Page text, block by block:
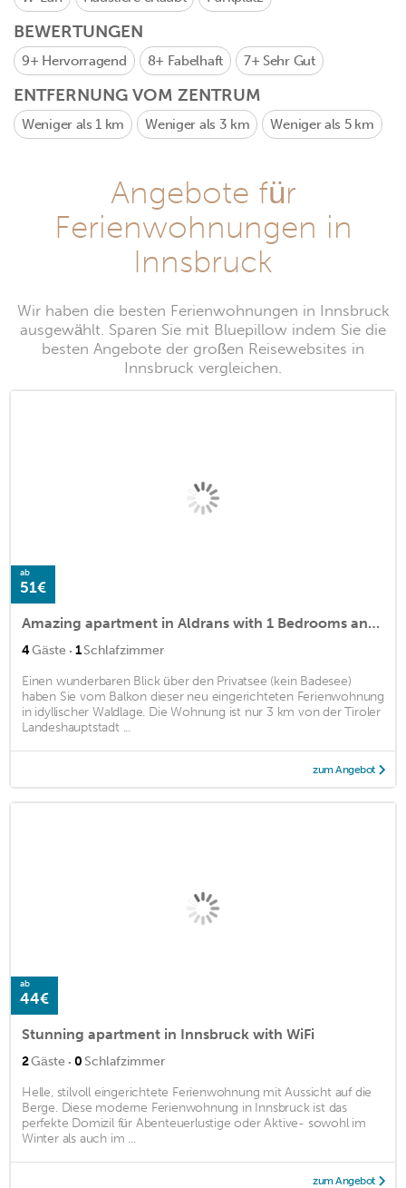
BEWERTUNGEN
9+ Hervorragend 8+ Fabelhaft 7+ Sehr Gut
ENTFERNUNG VOM ZENTRUM
Weniger als 1 km Weniger als 3 km Weniger als 5 km
Angebote für
Ferienwohnungen in
Innsbruck
Wir haben die besten Ferienwohnungen in Innsbruck
ausgewählt. Sparen Sie mit Bluepillow indem Sie die
besten Angebote der großen Reisewebsites in
Innsbruck vergleichen.
ab
51€
Amazing apartment in Aldrans with 1 Bedrooms and WiFi
4Gäste · 1Schlafzimmer
Einen wunderbaren Blick über den Privatsee (kein Badesee)
haben Sie vom Balkon dieser neu eingerichteten Ferienwohnung
in idyllischer Waldlage. Die Wohnung ist nur 3 km von der Tiroler
Landeshauptstadt ...
zum Angebot
ab
44€
Stunning apartment in Innsbruck with WiFi
2Gäste · 0 Schlafzimmer
Helle, stilvoll eingerichtete Ferienwohnung mit Aussicht auf die
Berge. Diese moderne Ferienwohnung in Innsbruck ist das
perfekte Domizil für Abenteuerlustige oder Aktive- sowohl im
Winter als auch im ...
zum Angebot